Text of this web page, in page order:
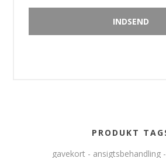
PRODUKT
gavekort - ansigtsbehandling